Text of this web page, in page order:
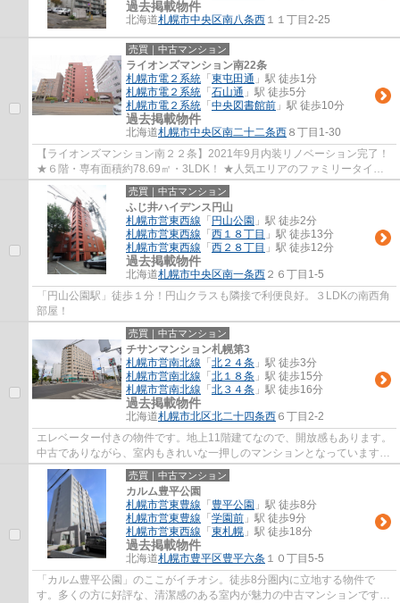
過去掲載物件
北海道札幌市中央区南八条西 １１丁目2-25
売買｜中古マンション
ライオンズマンション南22条
札幌市電２系統 「 東屯田通 」駅 徒歩1分
札幌市電２系統 「 石山通 」駅 徒歩5分
札幌市電２系統 「 中央図書館前 」駅 徒歩10分
過去掲載物件
北海道札幌市中央区南二十二条西 ８丁目1-30
【ライオンズマンション南２２条】2021年9月内装リノベーション完了！
★６階・専有面積約78.69㎡・3LDK！ ★人気エリアのファミリータイプ
です！ ★３方向角部屋！ ★南側約16.4帖ＬＤＫ...
売買｜中古マンション
ふじ井ハイデンス円山
札幌市営東西線 「 円山公園 」駅 徒歩2分
札幌市営東西線 「 西１８丁目 」駅 徒歩13分
札幌市営東西線 「 西２８丁目 」駅 徒歩12分
過去掲載物件
北海道札幌市中央区南一条西 ２６丁目1-5
「円山公園駅」徒歩１分！円山クラスも隣接で利便良好。３LDKの南西角
部屋！
売買｜中古マンション
チサンマンション札幌第3
札幌市営南北線 「 北２４条 」駅 徒歩3分
札幌市営南北線 「 北１８条 」駅 徒歩15分
札幌市営南北線 「 北３４条 」駅 徒歩16分
過去掲載物件
北海道札幌市北区北二十四条西 ６丁目2-2
エレベーター付きの物件です。地上11階建てなので、開放感もあります。
中古でありながら、室内もきれいな一押しのマンションとなっています。
物件から徒歩3分の場所に駅があれば便利で...
売買｜中古マンション
カルム豊平公園
札幌市営東豊線 「 豊平公園 」駅 徒歩8分
札幌市営東豊線 「 学園前 」駅 徒歩9分
札幌市営東西線 「 東札幌 」駅 徒歩18分
過去掲載物件
北海道札幌市豊平区豊平六条 １０丁目5-5
「カルム豊平公園」のここがイチオシ。徒歩8分圏内に立地する物件で
す。多くの方に好評な、清潔感のある室内が魅力の中古マンションです。